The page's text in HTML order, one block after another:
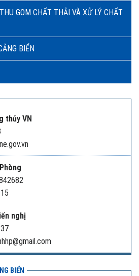
GOM CHẤT THẢI VÀ XỬ LÝ CHẤT
BIỂN
thủy VN
nghị
BIỂN